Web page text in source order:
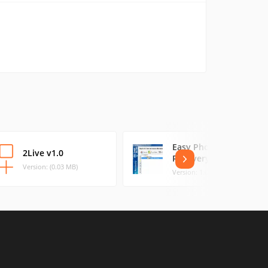
2Live v1.0
Version: (0.03 MB)
Easy Photo
Recovery
Version: 1.0 (5.22 MB)